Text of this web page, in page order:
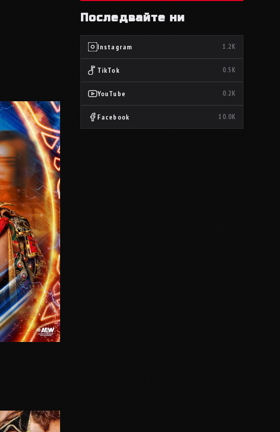
Последвайте ни
Instagram 1.2K
TikTok 0.5K
YouTube 0.2K
Facebook 10.0K